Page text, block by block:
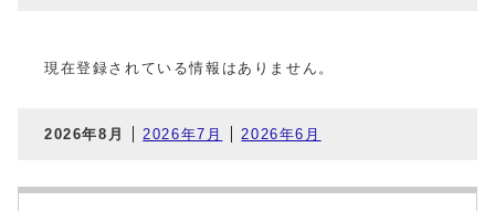
現在登録されている情報はありません。
2026年8月 2026年7月 2026年6月